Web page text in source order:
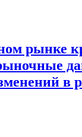
рынке
в